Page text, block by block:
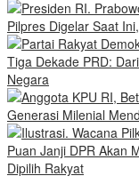
Pilpres Digelar Saat
Tiga Dekade PRD:
Negara
Generasi Milenial
Puan Janji DPR Akan
Dipilih Rakyat